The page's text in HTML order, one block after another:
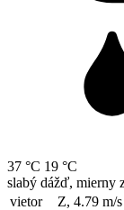
37 °C 19 °C
slabý dážď, mierny
vietor
Z, 4.79 m/s